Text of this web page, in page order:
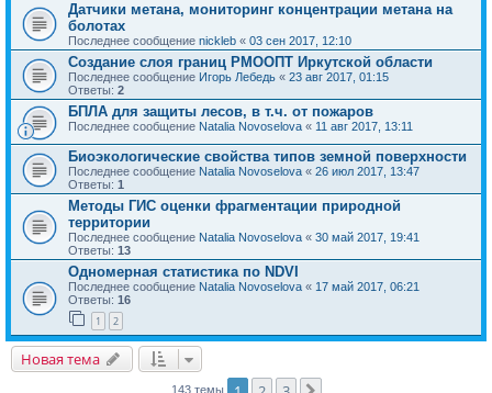
Датчики метана, мониторинг концентрации метана на
болотах
Последнее сообщение nickleb « 03 сен 2017, 12:10
Создание слоя границ РМООПТ Иркутской области
Последнее сообщение Игорь Лебедь « 23 авг 2017, 01:15
Ответы: 2
БПЛА для защиты лесов, в т.ч. от пожаров
Последнее сообщение Natalia Novoselova « 11 авг 2017, 13:11
Биоэкологические свойства типов земной поверхности
Последнее сообщение Natalia Novoselova « 26 июл 2017, 13:47
Ответы: 1
Методы ГИС оценки фрагментации природной
территории
Последнее сообщение Natalia Novoselova « 30 май 2017, 19:41
Ответы: 13
Одномерная статистика по NDVI
Последнее сообщение Natalia Novoselova « 17 май 2017, 06:21
Ответы: 16
1 2
Новая тема
143 темы